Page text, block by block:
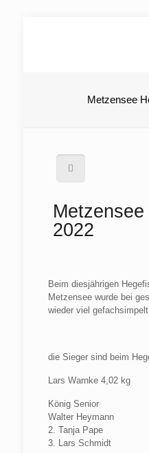
Metzensee
2022
Beim diesjährigen
Metzensee wurde bei
wieder viel
die Sieger sind beim
Lars Warnke 4,02 kg
König Senior
Walter Heymann
2. Tanja Pape
3. Lars Schmidt